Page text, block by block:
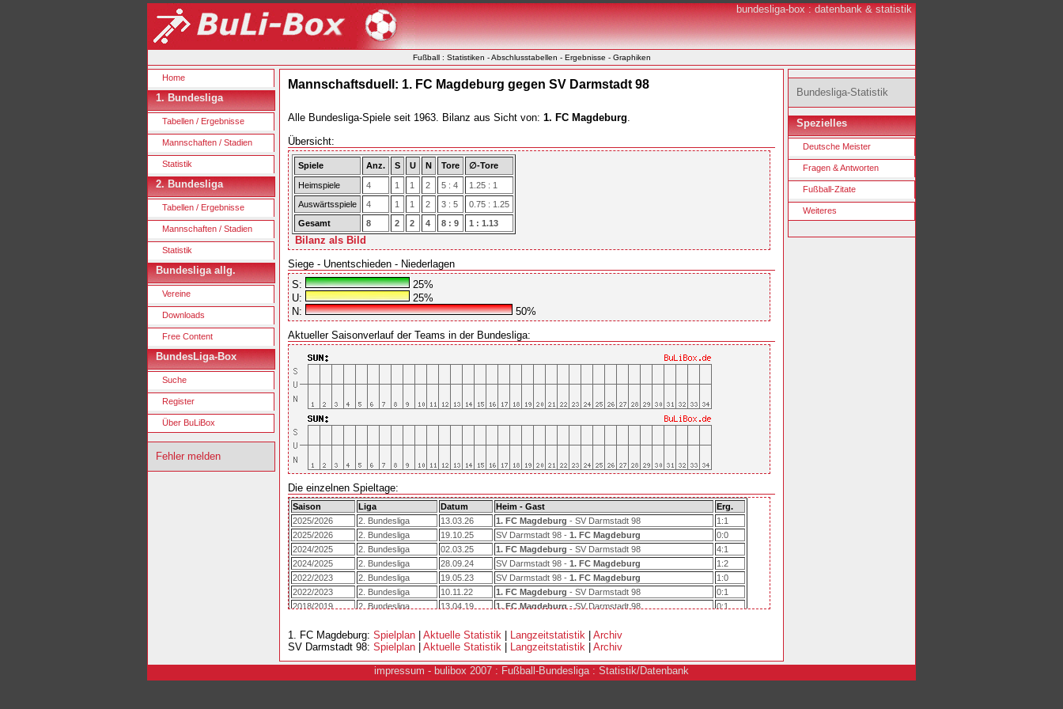
bundesliga-box : datenbank & statistik
Fußball : Statistiken - Abschlusstabellen - Ergebnisse - Graphiken
Home
1. Bundesliga
Tabellen / Ergebnisse
Mannschaften / Stadien
Statistik
2. Bundesliga
Tabellen / Ergebnisse
Mannschaften / Stadien
Statistik
Bundesliga allg.
Vereine
Downloads
Free Content
BundesLiga-Box
Suche
Register
Über BuLiBox
Fehler melden
Bundesliga-Statistik
Spezielles
Deutsche Meister
Fragen & Antworten
Fußball-Zitate
Weiteres
Mannschaftsduell: 1. FC Magdeburg gegen SV Darmstadt 98
Alle Bundesliga-Spiele seit 1963. Bilanz aus Sicht von: 1. FC Magdeburg.
Übersicht:
Spiele Anz. S U N Tore ∅-Tore
Heimspiele 4 1 1 2 5 : 4
1.25 : 1
Auswärtsspiele
4 1 1 2 3 : 5
0.75 : 1.25
Gesamt
8 2 2 4 8 : 9 1 : 1.13
Bilanz als Bild
Siege - Unentschieden - Niederlagen
S:
25%
U:
25%
N:
50%
Aktueller Saisonverlauf der Teams in der Bundesliga:
Die einzelnen Spieltage:
Saison Liga Datum Heim - Gast
Erg.
2025/2026
2. Bundesliga 13.03.26 1. FC Magdeburg - SV Darmstadt 98
1:1
2025/2026
2. Bundesliga 19.10.25 SV Darmstadt 98 - 1. FC Magdeburg
0:0
2024/2025
2. Bundesliga 02.03.25 1. FC Magdeburg - SV Darmstadt 98
4:1
2024/2025
2. Bundesliga 28.09.24 SV Darmstadt 98 - 1. FC Magdeburg
1:2
2022/2023
2. Bundesliga 19.05.23 SV Darmstadt 98 - 1. FC Magdeburg
1:0
2022/2023
2. Bundesliga 10.11.22 1. FC Magdeburg - SV Darmstadt 98
0:1
2018/2019
2. Bundesliga 13.04.19 1. FC Magdeburg - SV Darmstadt 98
0:1
1. FC Magdeburg: Spielplan Aktuelle Statistik Langzeitstatistik
Archiv
SV Darmstadt 98: Spielplan Aktuelle Statistik Langzeitstatistik
Archiv
impressum - bulibox 2007 : Fußball-Bundesliga : Statistik/Datenbank